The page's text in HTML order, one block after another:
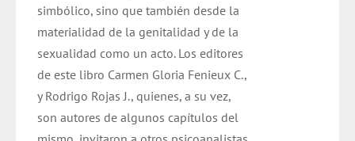
simbólico, sino que también desde la
materialidad de la genitalidad y de la
sexualidad como un acto. Los editores
de este libro Carmen Gloria Fenieux C.,
y Rodrigo Rojas J., quienes, a su vez,
son autores de algunos capítulos del